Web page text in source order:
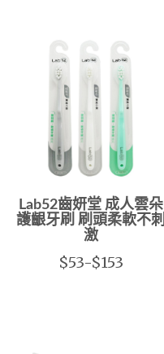
Lab52齒妍堂 成人雲朵
護齦牙刷 刷頭柔軟不刺
激
$53-$153